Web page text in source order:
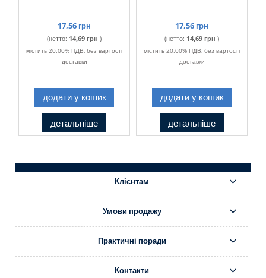
17,56 грн
(нетто: 14,69 грн )
містить 20.00% ПДВ, без вартості
доставки
додати у кошик
детальніше
17,56 грн
(нетто: 14,69 грн )
містить 20.00% ПДВ, без вартості
доставки
додати у кошик
детальніше
Клієнтам
Умови продажу
Практичні поради
Контакти